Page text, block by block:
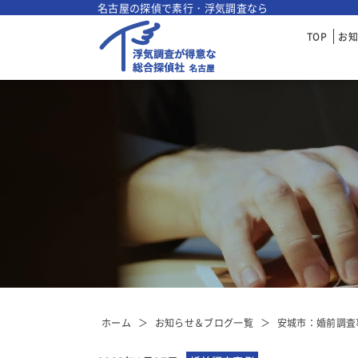
名古屋の探偵で素行・浮気調査なら
TOP お
ホーム お知らせ＆ブログ一覧 安城市：婚前調